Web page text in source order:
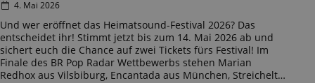
4. Mai 2026
Und wer eröffnet das Heimatsound-Festival 2026? Das
entscheidet ihr! Stimmt jetzt bis zum 14. Mai 2026 ab und
sichert euch die Chance auf zwei Tickets fürs Festival! Im
Finale des BR Pop Radar Wettbewerbs stehen Marian
Redhox aus Vilsbiburg, Encantada aus München, Streichelt